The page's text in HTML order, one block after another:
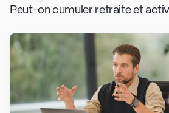
Peut-on cumuler retraite et